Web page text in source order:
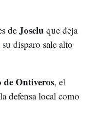
de Joselu que deja
disparo sale alto
Ontiveros, el
defensa local como